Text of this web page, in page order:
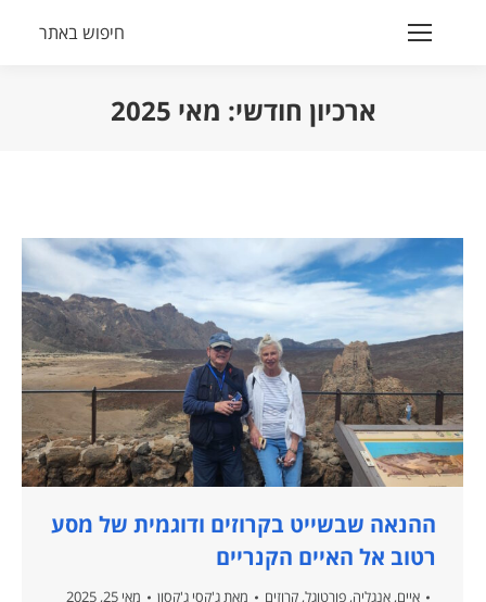
Search:
חיפוש באתר
ארכיון חודשי: מאי 2025
ההנאה שבשייט בקרוזים ודוגמית של מסע
רטוב אל האיים הקנריים
איים, אנגליה, פורטוגל, קרוזים מאתג'קסי ג'קסון
מאי 25, 2025